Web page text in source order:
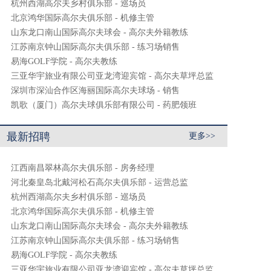
杭州西湖高尔夫乡村俱乐部 - 巡场员
北京鸿华国际高尔夫俱乐部 - 机修主管
山东龙口南山国际高尔夫球会 - 高尔夫外籍教练
江苏南京钟山国际高尔夫俱乐部 - 练习场销售
易海GOLF学院 - 高尔夫教练
三亚华宇旅业有限公司亚龙湾迎宾馆 - 高尔夫草坪总监
深圳市深汕合作区海丽国际高尔夫球场 - 销售
凯歌（厦门）高尔夫球俱乐部有限公司 - 药肥领班
最新招聘 更多>>
江西南昌翠林高尔夫俱乐部 - 房务经理
河北秦皇岛北戴河松石高尔夫俱乐部 - 运营总监
杭州西湖高尔夫乡村俱乐部 - 巡场员
北京鸿华国际高尔夫俱乐部 - 机修主管
山东龙口南山国际高尔夫球会 - 高尔夫外籍教练
江苏南京钟山国际高尔夫俱乐部 - 练习场销售
易海GOLF学院 - 高尔夫教练